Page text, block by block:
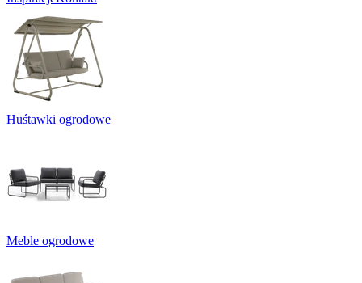
Huśtawki ogrodowe
Meble ogrodowe